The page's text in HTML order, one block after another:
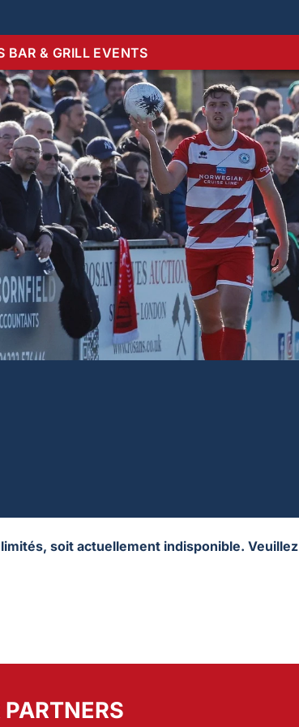
BAR & GRILL EVENTS
soit actuellement indisponible. Veuillez
PARTNERS